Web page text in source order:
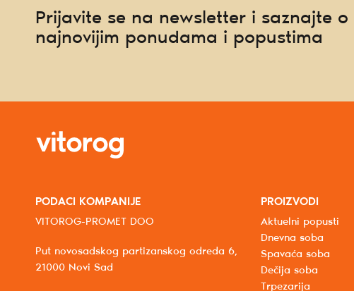
Prijavite se na newsletter i saznajte o
najnovijim ponudama i popustima
PODACI KOMPANIJE
VITOROG-PROMET DOO
Put novosadskog partizanskog odreda 6,
21000 Novi Sad
PROIZVODI
Aktuelni popusti
Dnevna soba
Spavaća soba
Dečija soba
Trpezarija